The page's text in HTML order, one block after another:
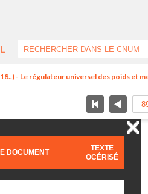
- Le régulateur universel des poids et
DOCUMENT
TEXTE
OCÉRISÉ